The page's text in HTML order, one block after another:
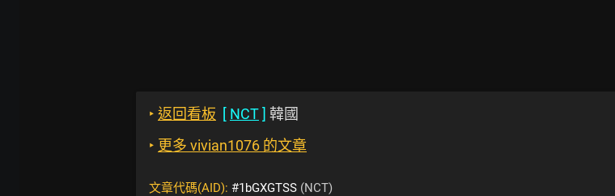
‣ 返回看板 [ NCT] 韓國
‣ 更多 vivian1076 的文章
文章代碼(AID): #1bGXGTSS (NCT)